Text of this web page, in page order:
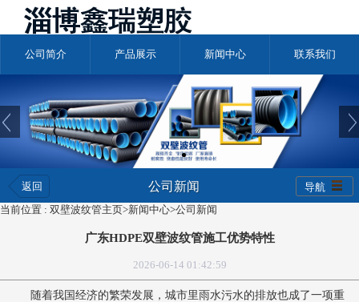
公司简介 产品展示 新闻中心 联系我们
返回 公司新闻
导航
当前位置 : 双壁波纹管主页>新闻中心>公司新闻
广东HDPE双壁波纹管施工优势特性
2026-06-14 01:42:59
随着我国经济的繁荣发展，城市里雨水污水的排放也成了一项重